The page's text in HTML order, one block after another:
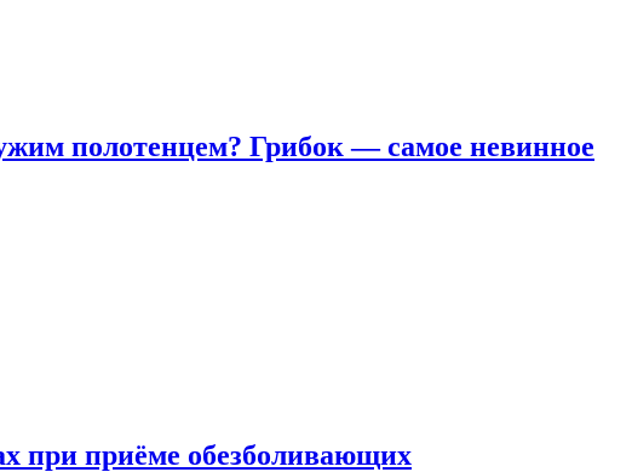
полотенцем? Грибок — самое невинное
при приëме обезболивающих